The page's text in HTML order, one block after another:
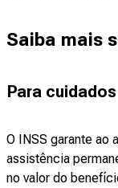
Saiba mais
Para
O INSS garante ao
assistência
no valor do